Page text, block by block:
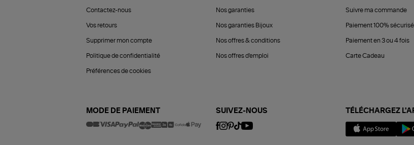
Contactez-nous
Vos retours
Supprimer mon compte
Politique de confidentialité
Préférences de cookies
Nos garanties
Nos garanties Bijoux
Nos offres & conditions
Nos offres d'emploi
Suivre ma commande
Paiement 100% sécurisé
Paiement en 3 ou 4 fois
Carte Cadeau
MODE DE PAIEMENT SUIVEZ-NOUS TÉLÉCHARGEZ